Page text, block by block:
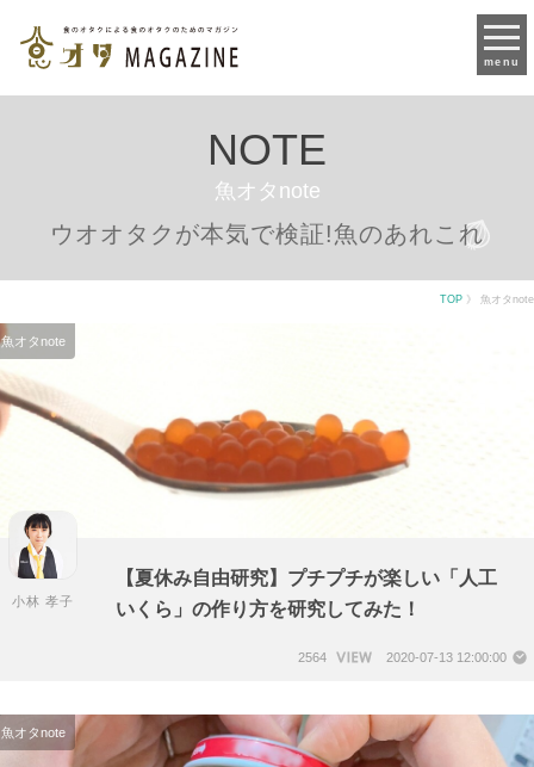
menu
NOTE
魚オタnote
ウオオタクが本気で検証!魚のあれこれ
TOP 》 魚オタnote
魚オタnote
【夏休み自由研究】プチプチが楽しい「人工
いくら」の作り方を研究してみた！
小林 孝子
2020-07-13 12:00:00
2564
魚オタnote